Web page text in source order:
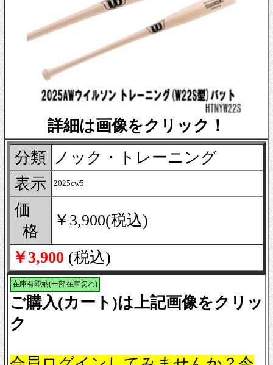
詳細は画像をクリック！
分類
ノック・トレーニング
表示
2025cw5
価
格
￥3,900(税込)
￥3,900 (税込)
在庫有即納(一部在庫切れ)
ご購入(カート)は上記画像をクリッ
ク